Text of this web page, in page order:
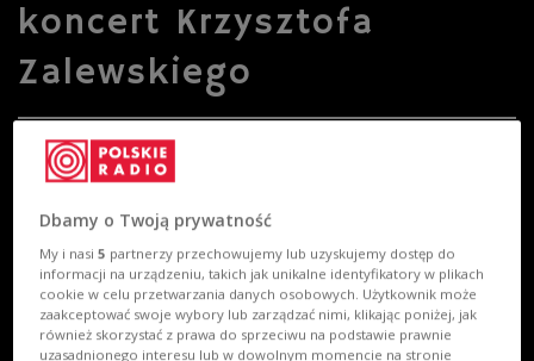
koncert Krzysztofa
Zalewskiego
Dbamy o Twoją prywatność
My i nasi5 partnerzy przechowujemy lub uzyskujemy dostęp do
informacji na urządzeniu, takich jak unikalne identyfikatory w plikach
cookie w celu przetwarzania danych osobowych. Użytkownik może
zaakceptować swoje wybory lub zarządzać nimi, klikając poniżej, jak
również skorzystać z prawa do sprzeciwu na podstawie prawnie
uzasadnionego interesu lub w dowolnym momencie na stronie